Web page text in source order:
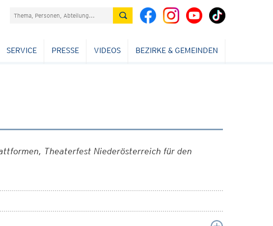
Suchefeld
SERVICE PRESSE VIDEOS BEZIRKE & GEMEINDEN
Theaterfest Niederösterreich für den